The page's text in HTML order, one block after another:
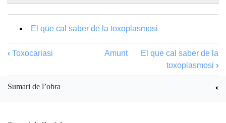
El que cal saber de la toxoplasmosi
‹ Toxocariasi Amunt
El que cal saber de la
toxoplasmosi ›
Sumari de l’obra